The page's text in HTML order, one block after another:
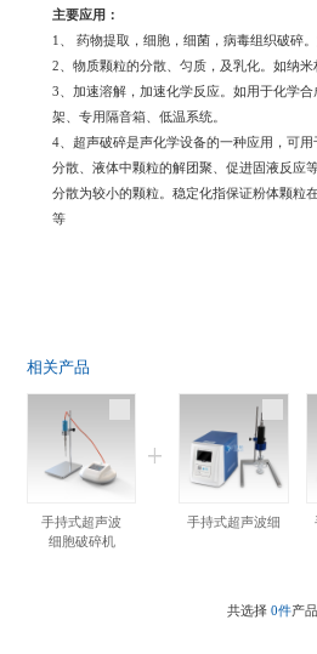
主要应用：
1、 药物提取，细胞，细菌，病毒组织破碎
2、物质颗粒的分散、匀质，及乳化。如纳米
3、加速溶解，加速化学反应。如用于化学
架、专用隔音箱、低温系统。
4、超声破碎是声化学设备的一种应用，可
分散、液体中颗粒的解团聚、促进固液反应
分散为较小的颗粒。稳定化指保证粉体颗粒
等
相关产品
手持式超声波
细胞破碎机
手持式超声波细胞粉
共选择 0件产品